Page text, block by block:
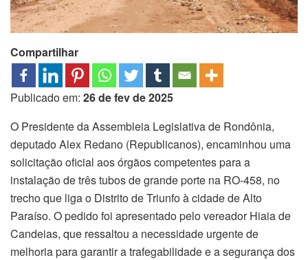
Compartilhar
Publicado em: 26 de fev de 2025
O Presidente da Assembleia Legislativa de Rondônia,
deputado Alex Redano (Republicanos), encaminhou uma
solicitação oficial aos órgãos competentes para a
instalação de três tubos de grande porte na RO-458, no
trecho que liga o Distrito de Triunfo à cidade de Alto
Paraíso. O pedido foi apresentado pelo vereador Hiaia de
Candeias, que ressaltou a necessidade urgente de
melhoria para garantir a trafegabilidade e a segurança dos